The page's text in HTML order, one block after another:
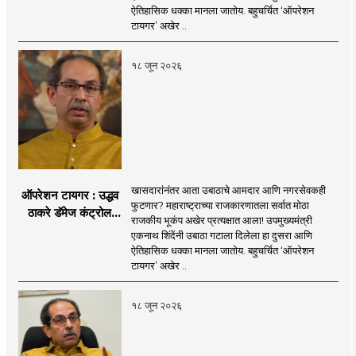
motionlessness and tradition.
be the side of the game.ऐतिहासिक धक्का मानला जातोय. बहुचर्चित ‘ऑपरेशन
टायगर’ अखेर ..
१८ जून २०२६
ऑपरेशन टायगर : उद्धव
ठाकरे डॅमेज कंट्रोल
शिंदेंकडे जाण्याच्या चर्चा
सुरू
खासदारांनंतर आता उबाठाचे आमदार आणि नगरसेवकही
फुटणार? महाराष्ट्राच्या राजकारणातला सर्वात मोठा
राजकीय भूकंप अखेर प्रत्यक्षात आला! उपमुख्यमंत्री
एकनाथ शिंदेंनी उबाठा गटाला दिलेला हा दुसरा आणि
ऐतिहासिक धक्का मानला जातोय. बहुचर्चित ‘ऑपरेशन
टायगर’ अखेर ..
१८ जून २०२६